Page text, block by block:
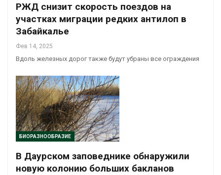
РЖД снизит скорость поездов на
участках миграции редких антилоп в
Забайкалье
Фев 14, 2025
Вдоль железных дорог также будут убраны все ограждения
БИОРАЗНООБРАЗИЕ
В Даурском заповеднике обнаружили
новую колонию больших бакланов